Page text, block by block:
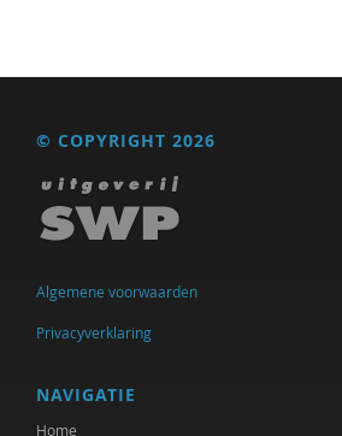
© COPYRIGHT 2026
Algemene voorwaarden
Privacyverklaring
NAVIGATIE
Home